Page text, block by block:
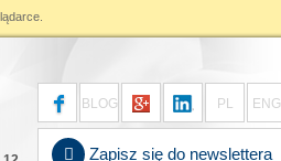
ENG
PL
BLOG
Zapisz się do newslettera